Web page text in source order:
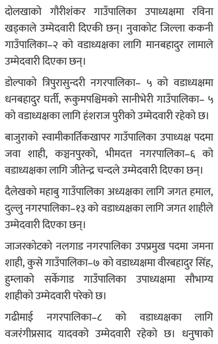
दोलखाको गौरीशंकर गाउँपालिका उपाध्यक्षमा रविना
खड्काले उम्मेदवारी दिएकी छन्। नुवाकोट जिल्ला ककनी
गाउँपालिका–२ को वडाध्यक्षका लागि मानबहादुर लामाले
उम्मेदवारी दिएका छन्।
डोल्पाको त्रिपुरासुन्दरी नगरपालिका– ५ को वडाध्यक्षमा
धनबहादुर घर्ती, रूकुमपश्चिमको सानीभेरी गाउँपालिका– ५
को वडाध्यक्षका लागि हंशराज पुरीको उम्मेदवारी रहेको छ।
बाजुराको स्वामीकार्तिकखापर गाउँपालिका उपाध्यक्ष पदमा
जवा शाही, कञ्चनपुरको, भीमदत्त नगरपालिका–६ को
वडाध्यक्षका लागि जीतेन्द्र चन्दले उम्मेदवारी दिएका छन्।
दैलेखको महाबु गाउँपालिका अध्यक्षका लागि जगत हमाल,
दुल्लु नगरपालिका–१३ को वडाध्यक्षका लागि जगत शाहीले
उम्मेदवारी दिएका छन्।
जाजरकोटको नलगाड नगरपालिका उपप्रमुख पदमा जमना
शाही, कुसे गाउँपालिका–७ को वडाध्यक्षमा वीरबहादुर सिंह,
हुम्लाको सर्केगाड गाउँपालिका उपाध्यक्षमा सौभाग्य
शाहीको उम्मेदवारी परेको छ।
गढीमाई नगरपालिका–८ को वडाध्यक्षका लागि
वजरंगीप्रसाद यादवको उम्मेदवारी रहेको छ। धनुषाको